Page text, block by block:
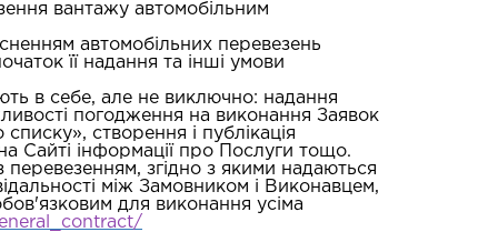
вантажу автомобільним
автомобільних перевезень
її надання та інші умови
в себе, але не виключно: надання
погодження на виконання Заявок
створення і публікація
Сайті інформації про Послуги тощо.
перевезенням, згідно з якими надаються
між Замовником і Виконавцем,
для виконання усіма